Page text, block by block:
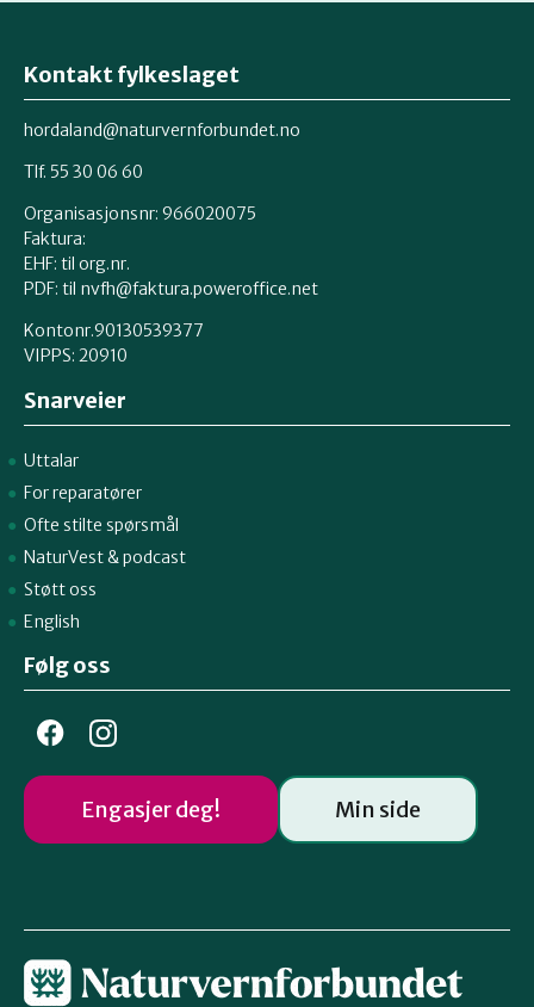
Kontakt fylkeslaget
hordaland@naturvernforbundet.no
Tlf. 55 30 06 60
Organisasjonsnr: 966020075
Faktura:
EHF: til org.nr.
PDF: til nvfh@faktura.poweroffice.net
Kontonr.90130539377
VIPPS: 20910
Snarveier
Uttalar
For reparatører
Ofte stilte spørsmål
NaturVest& podcast
Støtt oss
English
Følg oss
Engasjer deg! Min side